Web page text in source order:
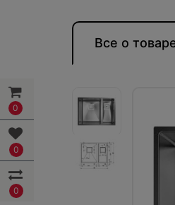
0
0
0
Все о